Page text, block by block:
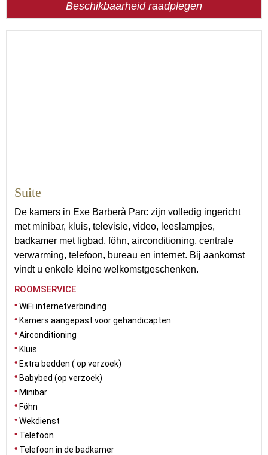
Beschikbaarheid raadplegen
Suite
De kamers in Exe Barberà Parc zijn volledig ingericht
met minibar, kluis, televisie, video, leeslampjes,
badkamer met ligbad, föhn, airconditioning, centrale
verwarming, telefoon, bureau en internet. Bij aankomst
vindt u enkele kleine welkomstgeschenken.
ROOMSERVICE
WiFi internetverbinding
Kamers aangepast voor gehandicapten
Airconditioning
Kluis
Extra bedden ( op verzoek)
Babybed (op verzoek)
Minibar
Föhn
Wekdienst
Telefoon
Telefoon in de badkamer